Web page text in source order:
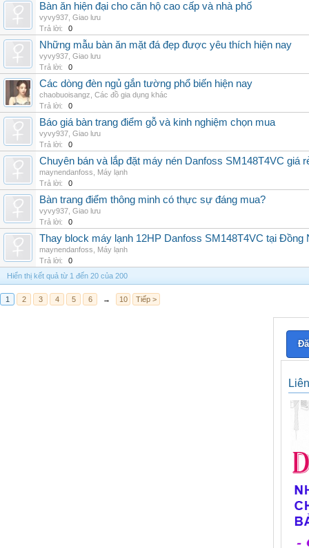
Bàn ăn hiện đại cho căn hộ cao cấp và nhà phố
vyvy937 Giao lưu
Trả lời:
0
Những mẫu bàn ăn mặt đá đẹp được yêu thích hiện nay
vyvy937 Giao lưu
Trả lời:
0
Các dòng đèn ngủ gắn tường phổ biến hiện nay
chaobuoisangz Các đồ gia dụng khác
Trả lời:
0
Báo giá bàn trang điểm gỗ và kinh nghiệm chọn mua
vyvy937 Giao lưu
Trả lời:
0
Chuyên bán và lắp đặt máy nén Danfoss SM148T4VC giá
maynendanfoss
Máy lạnh
Trả lời:
0
Bàn trang điểm thông minh có thực sự đáng mua?
vyvy937 Giao lưu
Trả lời:
0
Thay block máy lạnh 12HP Danfoss SM148T4VC tại Đồng
maynendanfoss
Máy lạnh
Trả lời:
0
Hiển thị kết quả từ 1 đến 20 của 200
1 2 3 4 5 6 → 10 Tiếp >